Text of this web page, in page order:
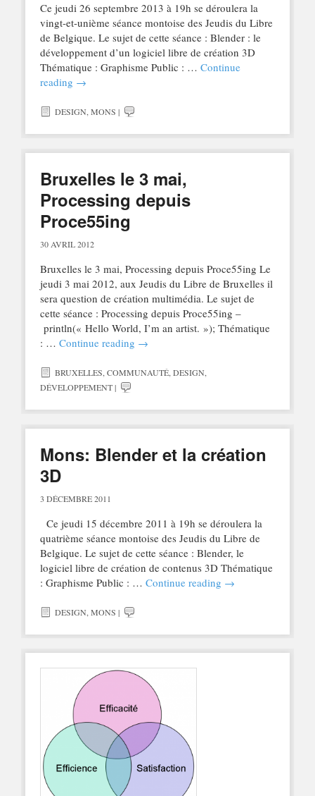
Ce jeudi 26 septembre 2013 à 19h se déroulera la
vingt-et-unième séance montoise des Jeudis du Libre
de Belgique. Le sujet de cette séance : Blender : le
développement d’un logiciel libre de création 3D
Thématique : Graphisme Public : … Continue
reading →
DESIGN,MONS |
Bruxelles le 3 mai,
Processing depuis
Proce55ing
30 AVRIL 2012
Bruxelles le 3 mai, Processing depuis Proce55ing Le
jeudi 3 mai 2012, aux Jeudis du Libre de Bruxelles il
sera question de création multimédia. Le sujet de
cette séance : Processing depuis Proce55ing –
println(« Hello World, I’m an artist. »); Thématique
: … Continue reading →
BRUXELLES COMMUNAUTÉ, DESIGN
DÉVELOPPEMENT|
Mons: Blender et la création
3D
3 DÉCEMBRE 2011
Ce jeudi 15 décembre 2011 à 19h se déroulera la
quatrième séance montoise des Jeudis du Libre de
Belgique. Le sujet de cette séance : Blender, le
logiciel libre de création de contenus 3D Thématique
: Graphisme Public : … Continue reading →
DESIGN MONS |